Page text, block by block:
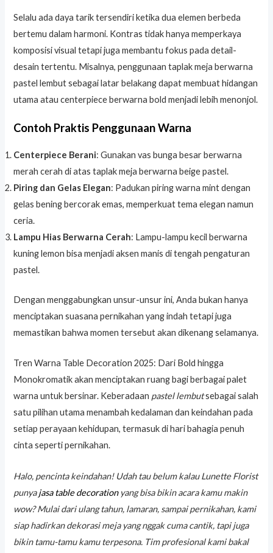
Selalu ada daya tarik tersendiri ketika dua elemen berbeda
bertemu dalam harmoni. Kontras tidak hanya memperkaya
komposisi visual tetapi juga membantu fokus pada detail-
desain tertentu. Misalnya, penggunaan taplak meja berwarna
pastel lembut sebagai latar belakang dapat membuat hidangan
utama atau centerpiece berwarna bold menjadi lebih menonjol.
Contoh Praktis Penggunaan Warna
Centerpiece Berani: Gunakan vas bunga besar berwarna
merah cerah di atas taplak meja berwarna beige pastel.
Piring dan Gelas Elegan: Padukan piring warna mint dengan
gelas bening bercorak emas, memperkuat tema elegan namun
ceria.
Lampu Hias Berwarna Cerah: Lampu-lampu kecil berwarna
kuning lemon bisa menjadi aksen manis di tengah pengaturan
pastel.
Dengan menggabungkan unsur-unsur ini, Anda bukan hanya
menciptakan suasana pernikahan yang indah tetapi juga
memastikan bahwa momen tersebut akan dikenang selamanya.
Tren Warna Table Decoration 2025: Dari Bold hingga
Monokromatik akan menciptakan ruang bagi berbagai palet
warna untuk bersinar. Keberadaan pastel lembutsebagai salah
satu pilihan utama menambah kedalaman dan keindahan pada
setiap perayaan kehidupan, termasuk di hari bahagia penuh
cinta seperti pernikahan.
Halo, pencinta keindahan! Udah tau belum kalau Lunette Florist
punyajasa table decorationyang bisa bikin acara kamu makin
wow? Mulai dari ulang tahun, lamaran, sampai pernikahan, kami
siap hadirkan dekorasi meja yang nggak cuma cantik, tapi juga
bikin tamu-tamu kamu terpesona. Tim profesional kami bakal